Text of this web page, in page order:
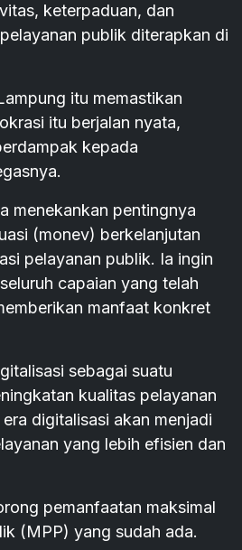
keterpaduan, dan
publik diterapkan di
itu memastikan
itu berjalan nyata,
kepada
menekankan pentingnya
(monev) berkelanjutan
pelayanan publik. Ia ingin
capaian yang telah
manfaat konkret
sebagai suatu
kualitas pelayanan
digitalisasi akan menjadi
yang lebih efisien dan
pemanfaatan maksimal
(MPP) yang sudah ada.